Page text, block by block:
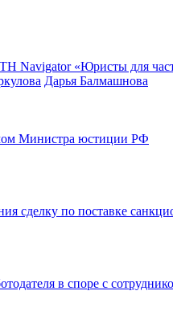
Navigator «Юристы для
Дарья Балмашнова
Министра юстиции РФ
сделку по поставке
в споре с